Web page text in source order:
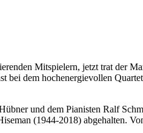
Mitspielern, jetzt trat der
bei dem hochenergievollen
und dem Pianisten Ralf
(1944-2018) abgehalten.